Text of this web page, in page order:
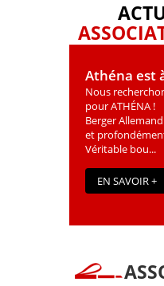
Athéna est
Nous
pour ATHÉNA
Berger
et
Véritable bou...
EN SAVOIR +